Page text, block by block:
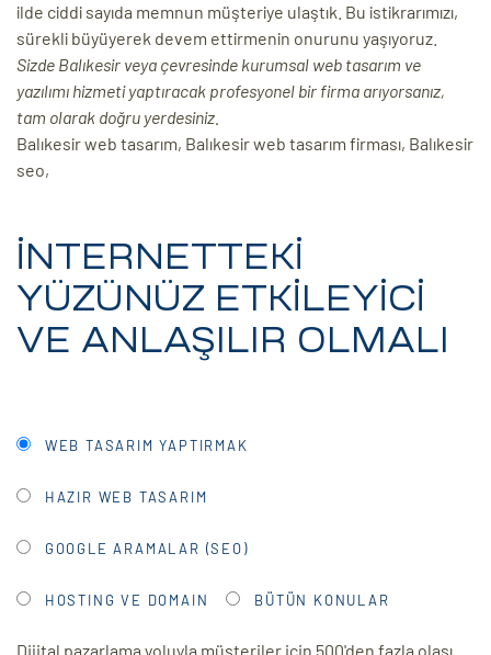
ilde ciddi sayıda memnun müşteriye ulaştık. Bu istikrarımızı,
sürekli büyüyerek devem ettirmenin onurunu yaşıyoruz.
Sizde Balıkesir veya çevresinde kurumsal web tasarım ve
yazılımı hizmeti yaptıracak profesyonel bir firma arıyorsanız,
tam olarak doğru yerdesiniz.
Balıkesir web tasarım, Balıkesir web tasarım firması, Balıkesir
seo,
İNTERNETTEKİ
YÜZÜNÜZ ETKİLEYİCİ
VE ANLAŞILIR OLMALI
WEB TASARIM YAPTIRMAK
HAZIR WEB TASARIM
GOOGLE ARAMALAR (SEO)
HOSTING VE DOMAIN BÜTÜN KONULAR
Dijital pazarlama yoluyla müşteriler için 500'den fazla olası